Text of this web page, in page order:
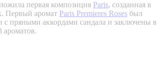
первая композиция Paris, созданная в
Первый аромат Paris Premieres Roses был
пряными аккордами сандала и заключены в
ароматов.